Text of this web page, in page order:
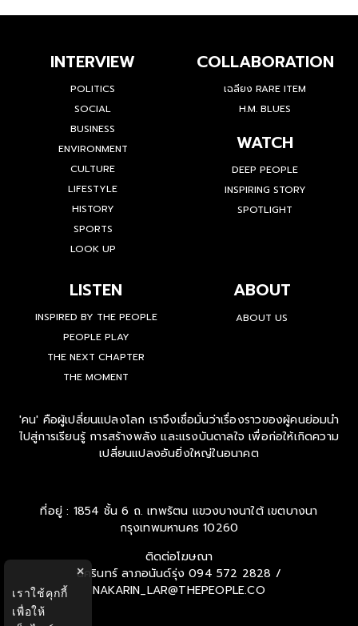
INTERVIEW
POLITICS
SOCIAL
BUSINESS
ENVIRONMENT
CULTURE
LIFESTYLE
HISTORY
SPORTS
LOOK UP
COLLABORATION
เฉลียง RARE ITEM
H.M. BLUES
WATCH
DEEP PEOPLE
INSPIRING STORY
SPOTLIGHT
LISTEN
INSPIRED BY THE PEOPLE
PEOPLE PLAY
THE NEXT CHAPTER
THE MOMENT
ABOUT
ABOUT US
'คน' คือผู้เปลี่ยนแปลงโลก เราจึงเชื่อมั่นว่าเรื่องราวของผู้คนย่อมนำ
ไปสู่การเรียนรู้ การสร้างพลัง และแรงบันดาลใจ เพื่อก่อให้เกิดความ
เปลี่ยนแปลงอันยิ่งใหญ่ในอนาคต
ที่อยู่ : 1854 ชั้น 6 ถ. เทพรัตน แขวงบางนาใต้ เขตบางนา
กรุงเทพมหานคร 10260
ติดต่อโฆษณา
นครินทร์ ลาภอนันด์รุ่ง 094 572 2828 /
NAKARIN_LAR@THEPEOPLE.CO
×
เราใช้คุกกี้
เพื่อให้